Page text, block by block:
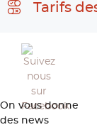
Tarifs
On vous donne
des news